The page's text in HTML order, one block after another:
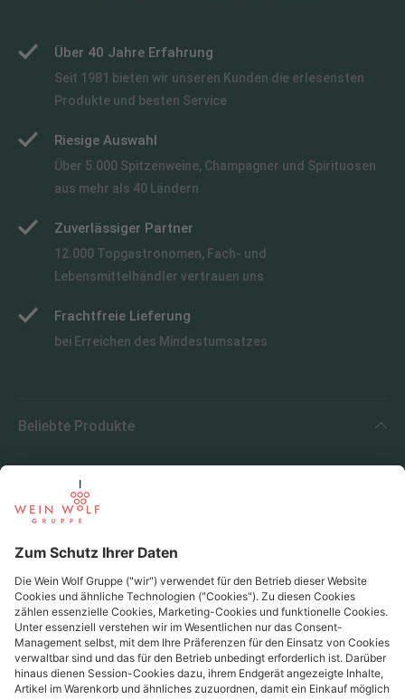
Über 40 Jahre Erfahrung
Seit 1981 bieten wir unseren Kunden die erlesensten
Produkte und besten Service
Riesige Auswahl
Über 5.000 Spitzenweine, Champagner und Spirituosen
aus mehr als 40 Ländern
Zuverlässiger Partner
12.000 Topgastronomen, Fach- und
Lebensmittelhändler vertrauen uns
Frachtfreie Lieferung
bei Erreichen des Mindestumsatzes
Beliebte Produkte
Beliebte Regionen
Beliebte Produzenten
Wein Wolf
Wein Wolf GmbH